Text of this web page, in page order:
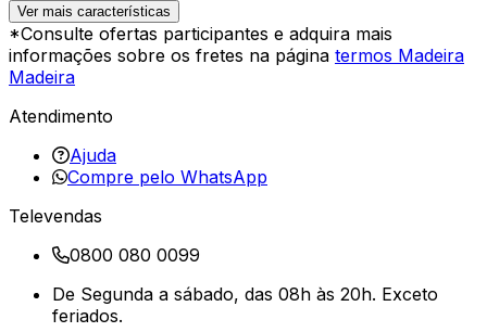
Ver mais características
*Consulte ofertas participantes e adquira mais
informações sobre os fretes na página termos Madeira
Madeira
Atendimento
Ajuda
Compre pelo WhatsApp
Televendas
0800 080 0099
De Segunda a sábado, das 08h às 20h. Exceto
feriados.